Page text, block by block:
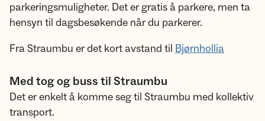
parkeringsmuligheter. Det er gratis å parkere, men ta
hensyn til dagsbesøkende når du parkerer.
Fra Straumbu er det kort avstand til Bjørnhollia
Med tog og buss til Straumbu
Det er enkelt å komme seg til Straumbu med kollektiv
transport.